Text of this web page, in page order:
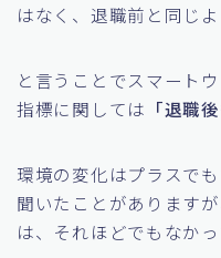
はなく、退職前と同じ
と言うことでスマート
指標に関しては 「退職
環境の変化はプラスで
聞いたことがあります
は、それほどでもなかっ